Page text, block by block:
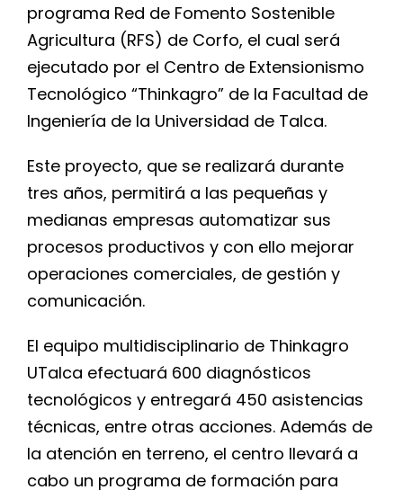
programa Red de Fomento Sostenible
Agricultura (RFS) de Corfo, el cual será
ejecutado por el Centro de Extensionismo
Tecnológico “Thinkagro” de la Facultad de
Ingeniería de la Universidad de Talca.
Este proyecto, que se realizará durante
tres años, permitirá a las pequeñas y
medianas empresas automatizar sus
procesos productivos y con ello mejorar
operaciones comerciales, de gestión y
comunicación.
El equipo multidisciplinario de Thinkagro
UTalca efectuará 600 diagnósticos
tecnológicos y entregará 450 asistencias
técnicas, entre otras acciones. Además de
la atención en terreno, el centro llevará a
cabo un programa de formación para